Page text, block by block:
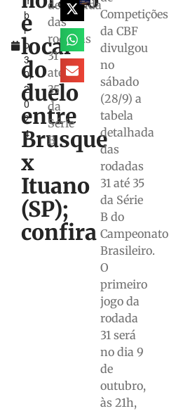
b
r
o
3
0,
2
0
2
4
e
local
do
duelo
entre
Brusque
x
Ituano
(SP);
confira
detalhada
das
rodadas
31
até
35
da
Série
B
Competições
da CBF
divulgou
no
sábado
(28/9) a
tabela
detalhada
das
rodadas
31 até 35
da Série
B do
Campeonato
Brasileiro.
O
primeiro
jogo da
rodada
31 será
no dia 9
de
outubro,
às 21h,